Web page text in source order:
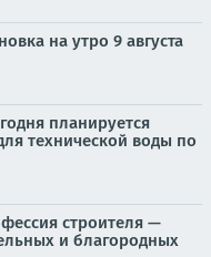
на утро 9 августа
планируется
технической воды по
строителя —
и благородных